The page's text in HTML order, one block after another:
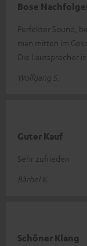
Bose
Perfekter Sound,
man mitten im
Die Lautsprecher
Wolfgang S.
Guter Kauf
Sehr zufrieden
Bärbel K.
Schöner Klang